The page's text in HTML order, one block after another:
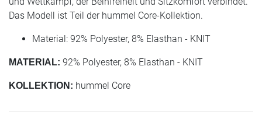
Das Modell ist Teil der hummel Core-Kollektion.
Material: 92% Polyester, 8% Elasthan - KNIT
MATERIAL: 92% Polyester, 8% Elasthan - KNIT
KOLLEKTION: hummel Core